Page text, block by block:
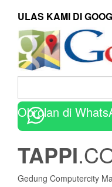
ULAS KAMI DI
Obrolan di
TAPPI
Gedung Computercity